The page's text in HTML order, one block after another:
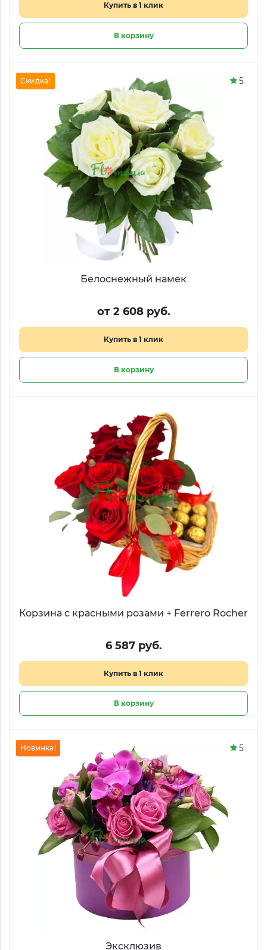
Купить в 1 клик
В корзину
Белоснежный намек
от 2 608 руб.
Купить в 1 клик
В корзину
Скидка! 5
Корзина с красными розами + Ferrero Rocher
6 587 руб.
Купить в 1 клик
В корзину
Эксклюзив
Новинка! 5